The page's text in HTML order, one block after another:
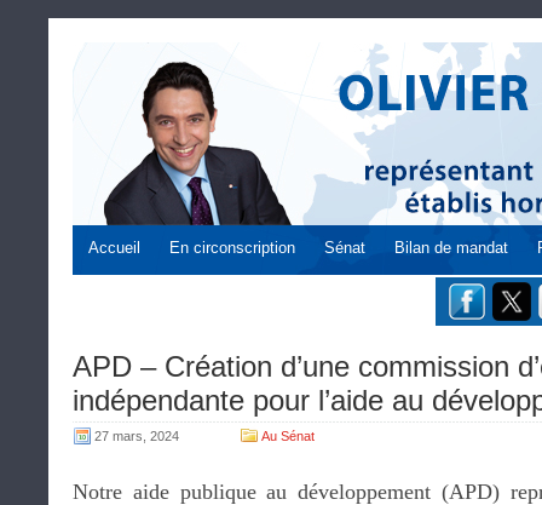
Accueil En circonscription Sénat Bilan de mandat
APD – Création d’une commission
indépendante pour l’aide au
27 mars, 2024 Au Sénat
Notre aide publique au développement (APD)